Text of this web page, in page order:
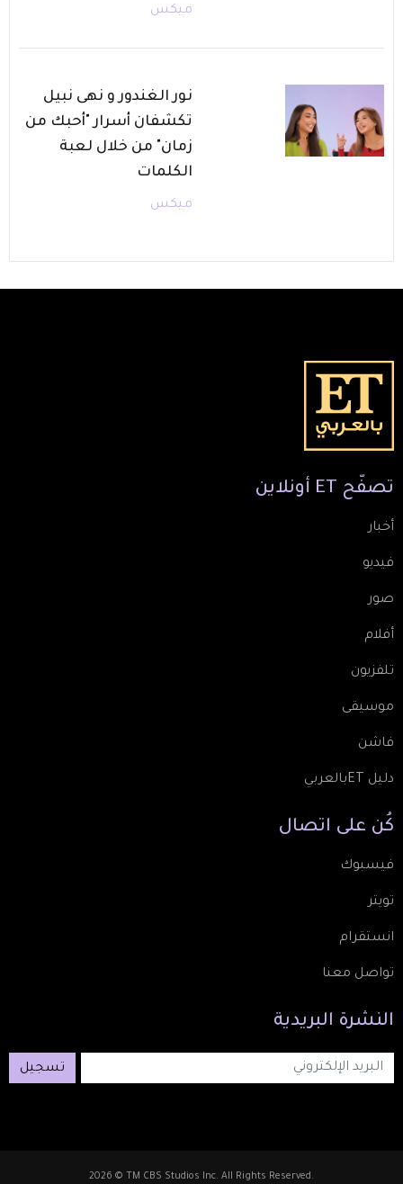
ميكس
نور الغندور و نهى نبيل
تكشفان أسرار "أحبك من
زمان" من خلال لعبة
الكلمات
ميكس
تصفّح ET أونلاين
أخبار
فيديو
صور
أفلام
تلفزيون
موسيقى
فاشن
دليل ETبالعربي
كُن على اتصال
فيسبوك
تويتر
انستقرام
تواصل معنا
النشرة البريدية
تسجيل
2026 © TM CBS Studios Inc. All Rights Reserved.